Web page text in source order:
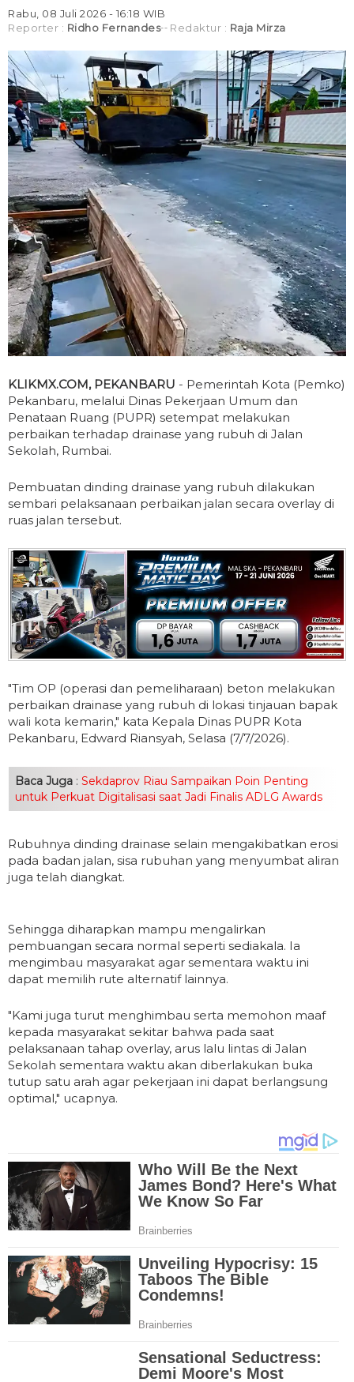
Rabu, 08 Juli 2026 - 16:18 WIB
Reporter : Ridho Fernandes Redaktur : Raja Mirza
KLIKMX.COM, PEKANBARU - Pemerintah Kota (Pemko)
Pekanbaru, melalui Dinas Pekerjaan Umum dan
Penataan Ruang (PUPR) setempat melakukan
perbaikan terhadap drainase yang rubuh di Jalan
Sekolah, Rumbai.
Pembuatan dinding drainase yang rubuh dilakukan
sembari pelaksanaan perbaikan jalan secara overlay di
ruas jalan tersebut.
"Tim OP (operasi dan pemeliharaan) beton melakukan
perbaikan drainase yang rubuh di lokasi tinjauan bapak
wali kota kemarin," kata Kepala Dinas PUPR Kota
Pekanbaru, Edward Riansyah, Selasa (7/7/2026).
Baca Juga : Sekdaprov Riau Sampaikan Poin Penting
untuk Perkuat Digitalisasi saat Jadi Finalis ADLG Awards
Rubuhnya dinding drainase selain mengakibatkan erosi
pada badan jalan, sisa rubuhan yang menyumbat aliran
juga telah diangkat.
Sehingga diharapkan mampu mengalirkan
pembuangan secara normal seperti sediakala. Ia
mengimbau masyarakat agar sementara waktu ini
dapat memilih rute alternatif lainnya.
"Kami juga turut menghimbau serta memohon maaf
kepada masyarakat sekitar bahwa pada saat
pelaksanaan tahap overlay, arus lalu lintas di Jalan
Sekolah sementara waktu akan diberlakukan buka
tutup satu arah agar pekerjaan ini dapat berlangsung
optimal," ucapnya.